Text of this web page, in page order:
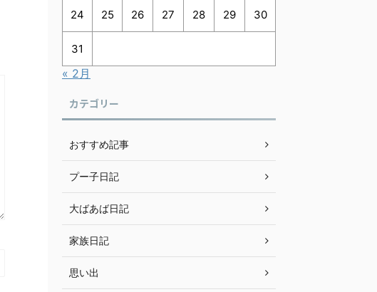
24 25 26 27 28 29 30
31
« 2月
カテゴリー
おすすめ記事
プー子日記
大ばあば日記
家族日記
思い出